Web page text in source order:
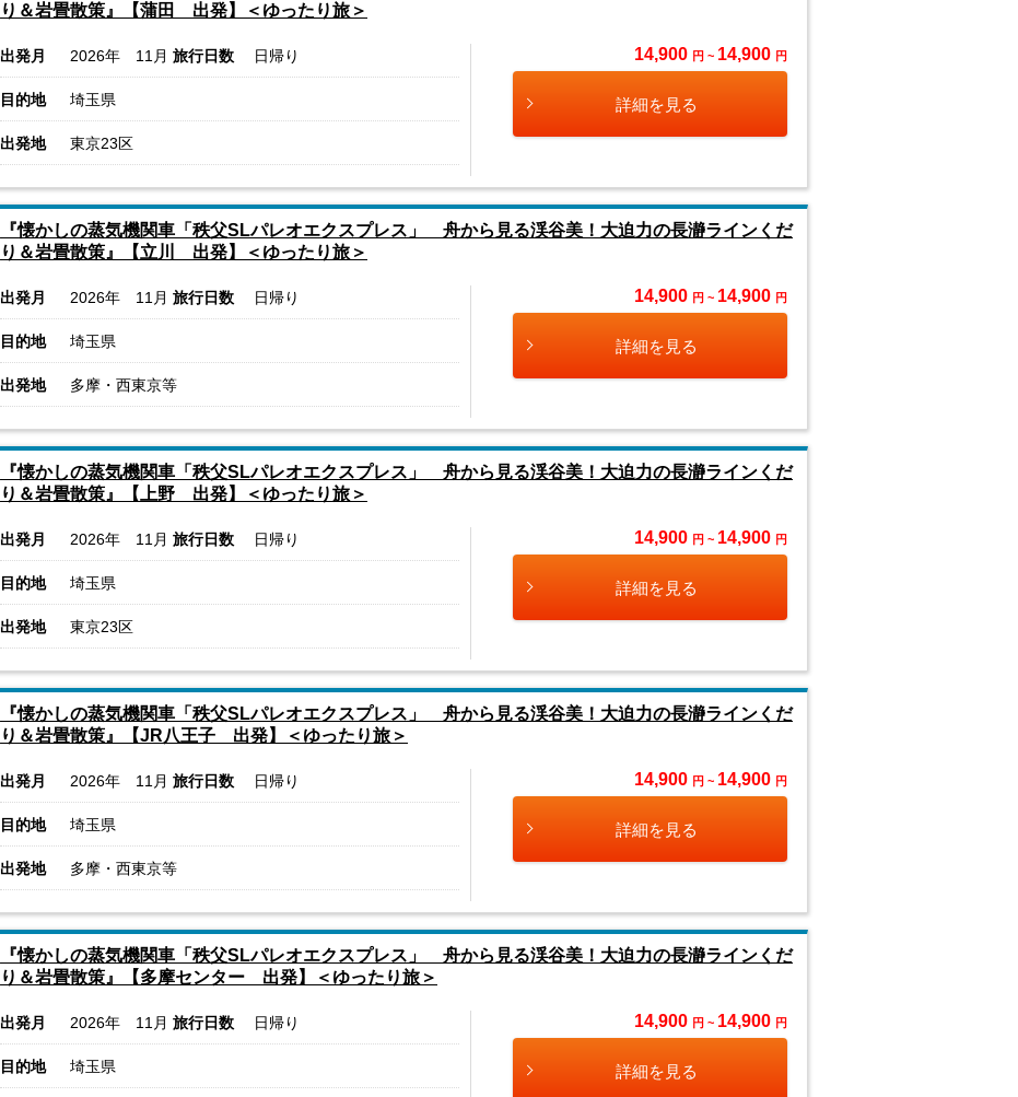
り＆岩畳散策』【蒲田 出発】＜ゆったり旅＞
出発月 2026年 11月 旅行日数 日帰り
目的地 埼玉県
出発地 東京23区
14,900 円 ~ 14,900 円
詳細を見る
『懐かしの蒸気機関車「秩父SLパレオエクスプレス」 舟から見る渓谷美！大迫力の長瀞ラインくだ
り＆岩畳散策』【立川 出発】＜ゆったり旅＞
出発月 2026年 11月 旅行日数 日帰り
目的地 埼玉県
出発地 多摩・西東京等
14,900 円 ~ 14,900 円
詳細を見る
『懐かしの蒸気機関車「秩父SLパレオエクスプレス」 舟から見る渓谷美！大迫力の長瀞ラインくだ
り＆岩畳散策』【上野 出発】＜ゆったり旅＞
出発月 2026年 11月 旅行日数 日帰り
目的地 埼玉県
出発地 東京23区
14,900 円 ~ 14,900 円
詳細を見る
『懐かしの蒸気機関車「秩父SLパレオエクスプレス」 舟から見る渓谷美！大迫力の長瀞ラインくだ
り＆岩畳散策』【JR八王子 出発】＜ゆったり旅＞
出発月 2026年 11月 旅行日数 日帰り
目的地 埼玉県
出発地 多摩・西東京等
14,900 円 ~ 14,900 円
詳細を見る
『懐かしの蒸気機関車「秩父SLパレオエクスプレス」 舟から見る渓谷美！大迫力の長瀞ラインくだ
り＆岩畳散策』【多摩センター 出発】＜ゆったり旅＞
出発月 2026年 11月 旅行日数 日帰り
目的地 埼玉県
14,900 円 ~ 14,900 円
詳細を見る